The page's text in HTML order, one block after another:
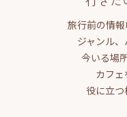
旅行前の情報
ジャンル、
今いる場
カフ
役に立つ